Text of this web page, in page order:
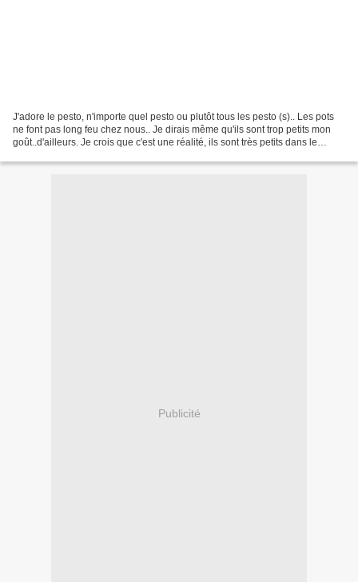
J'adore le pesto, n'importe quel pesto ou plutôt tous les pesto (s).. Les pots
ne font pas long feu chez nous.. Je dirais même qu'ils sont trop petits mon
goût..d'ailleurs. Je crois que c'est une réalité, ils sont très petits dans le
Publicité